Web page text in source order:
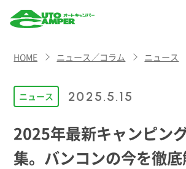
CAMPER
（オート
キャン
パー）
HOME ニュース／コラム ニュース
ニュース 2025.5.15
2025年最新キャンピン
集。バンコンの今を徹